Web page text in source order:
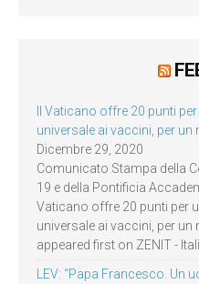
Il Vaticano offre 20 punti
universale ai vaccini, per
Dicembre 29, 2020
Comunicato Stampa della
19 e della Pontificia
Vaticano offre 20 punti per
universale ai vaccini, per
appeared first on ZENIT -
LEV: “Papa Francesco. Un